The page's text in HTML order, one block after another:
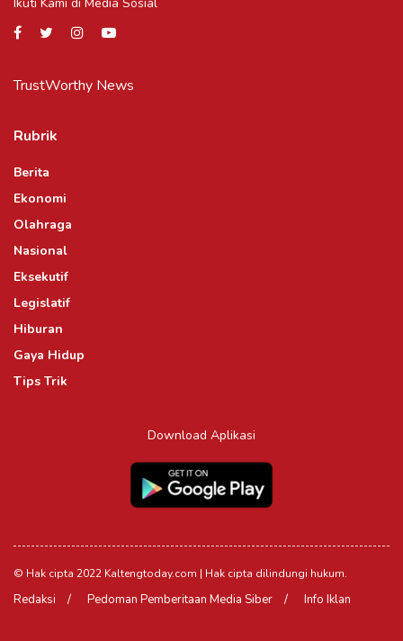
TrustWorthy News
Rubrik
Berita
Ekonomi
Olahraga
Nasional
Eksekutif
Legislatif
Hiburan
Gaya Hidup
Tips Trik
Download Aplikasi
© Hak cipta 2022 Kaltengtoday.com | Hak cipta dilindungi hukum.
Redaksi Pedoman Pemberitaan Media Siber Info Iklan